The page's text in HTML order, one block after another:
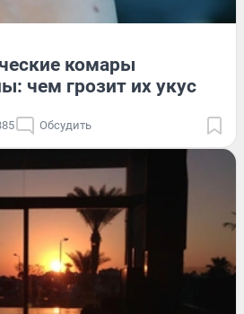
комары
чем грозит их укус
Обсудить